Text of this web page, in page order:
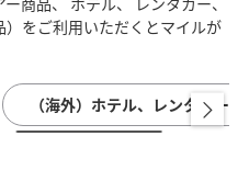
）をご利用いただくとマイルが
（海外）ホテル、レンタカー